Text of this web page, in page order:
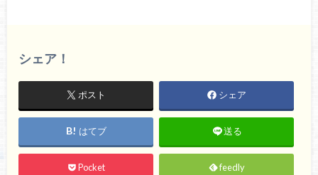
シェア！
ポスト シェア
はてブ 送る
Pocket feedly